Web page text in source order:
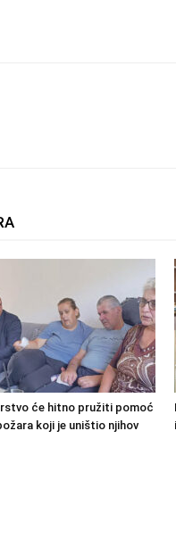
će hitno pružiti pomoć
koji je uništio njihov